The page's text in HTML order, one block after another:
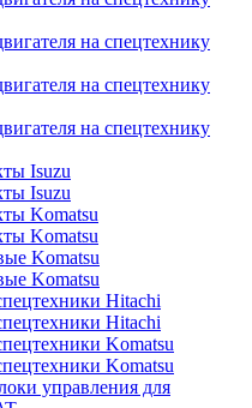
на спецтехнику
на спецтехнику
на спецтехнику
Isuzu
Isuzu
Komatsu
Komatsu
Komatsu
Komatsu
Hitachi
Hitachi
Komatsu
Komatsu
управления для